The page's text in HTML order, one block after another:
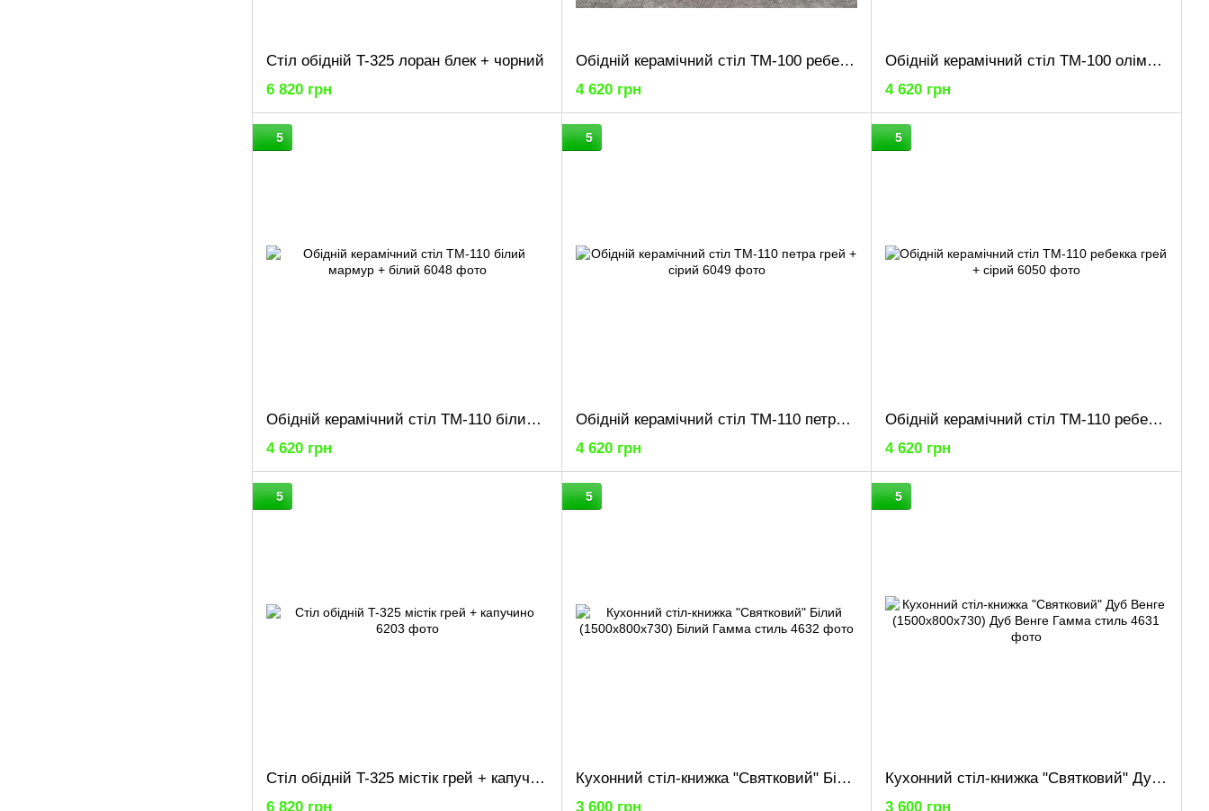
Стіл обідній T-325 лоран блек + чорний
6 820 грн
Обідній керамічний стіл TM-100 ребекка грей + чорний
4 620 грн
Обідній керамічний стіл TM-100 олімпо вайт + чорний
4 620 грн
5
Обідній керамічний стіл TM-110 білий мармур + білий
4 620 грн
5
Обідній керамічний стіл TM-110 петра грей + сірий
4 620 грн
5
Обідній керамічний стіл TM-110 ребекка грей + сірий
4 620 грн
5
Стіл обідній T-325 містік грей + капучино
6 820 грн
5
Кухонний стіл-книжка "Святковий" Білий (1500x800x730) Білий Гамма стиль
3 600 грн
5
Кухонний стіл-книжка "Святковий" Дуб Венге (1500x800x730) Дуб Венге Гамма стиль
3 600 грн